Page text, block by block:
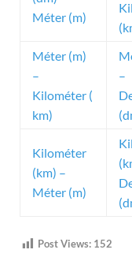
Méter (m)
Méter (m)
–
Kilométer (
km)
–
Kilométer
(km) –
Méter (m)
Post Views: 152